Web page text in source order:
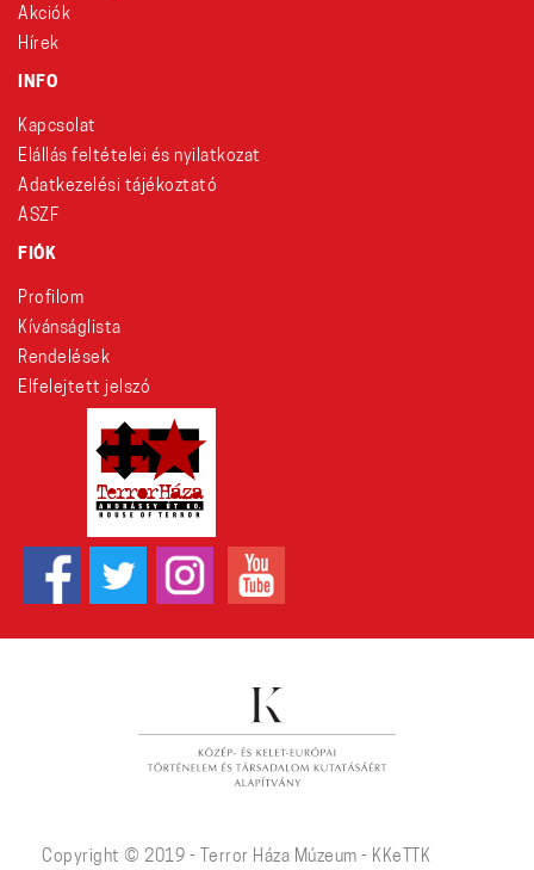
Akciók
Hírek
INFO
Kapcsolat
Elállás feltételei és nyilatkozat
Adatkezelési tájékoztató
ÁSZF
FIÓK
Profilom
Kívánságlista
Rendelések
Elfelejtett jelszó
Copyright © 2019 - Terror Háza Múzeum - KKeTTK